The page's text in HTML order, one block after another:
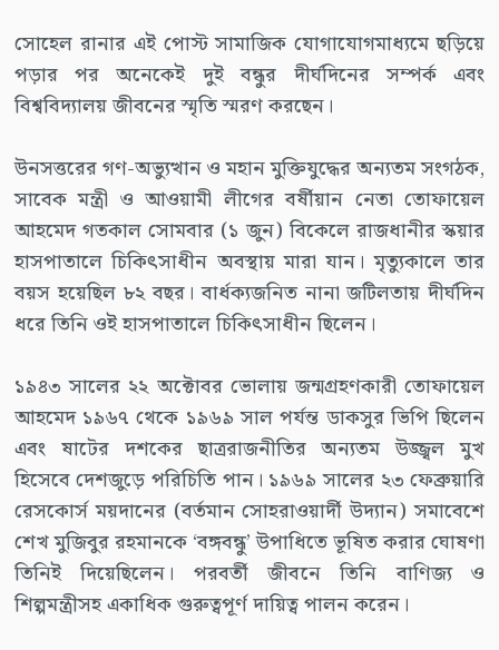
সোহেল রানার এই পোস্ট সামাজিক যোগাযোগমাধ্যমে ছড়িয়ে
পড়ার পর অনেকেই দুই বন্ধুর দীর্ঘদিনের সম্পর্ক এবং
বিশ্ববিদ্যালয় জীবনের স্মৃতি স্মরণ করছেন।
উনসত্তরের গণ-অভ্যুত্থান ও মহান মুক্তিযুদ্ধের অন্যতম সংগঠক,
সাবেক মন্ত্রী ও আওয়ামী লীগের বর্ষীয়ান নেতা তোফায়েল
আহমেদ গতকাল সোমবার (১ জুন) বিকেলে রাজধানীর স্কয়ার
হাসপাতালে চিকিৎসাধীন অবস্থায় মারা যান। মৃত্যুকালে তার
বয়স হয়েছিল ৮২ বছর। বার্ধক্যজনিত নানা জটিলতায় দীর্ঘদিন
ধরে তিনি ওই হাসপাতালে চিকিৎসাধীন ছিলেন।
১৯৪৩ সালের ২২ অক্টোবর ভোলায় জন্মগ্রহণকারী তোফায়েল
আহমেদ ১৯৬৭ থেকে ১৯৬৯ সাল পর্যন্ত ডাকসুর ভিপি ছিলেন
এবং ষাটের দশকের ছাত্ররাজনীতির অন্যতম উজ্জ্বল মুখ
হিসেবে দেশজুড়ে পরিচিতি পান। ১৯৬৯ সালের ২৩ ফেব্রুয়ারি
রেসকোর্স ময়দানের (বর্তমান সোহরাওয়ার্দী উদ্যান) সমাবেশে
শেখ মুজিবুর রহমানকে ‘বঙ্গবন্ধু’ উপাধিতে ভূষিত করার ঘোষণা
তিনিই দিয়েছিলেন। পরবর্তী জীবনে তিনি বাণিজ্য ও
শিল্পমন্ত্রীসহ একাধিক গুরুত্বপূর্ণ দায়িত্ব পালন করেন।